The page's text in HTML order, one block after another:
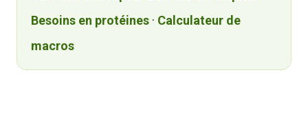
Besoins en protéines · Calculateur de
macros